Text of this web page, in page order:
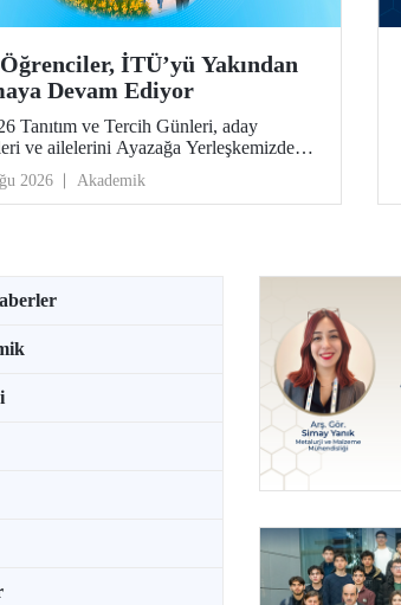
İTÜ’yü Yakından
Devam Ediyor
Tanıtım ve Tercih Günleri, aday
ve ailelerini Ayazağa Yerleşkemizde
devam ediyor. Tanıtım ve Tercih
Ağustos’ta tamamlanacak, ilgili fakülte
adaylara bilgi vermeye devam edecek.
2026 Akademik